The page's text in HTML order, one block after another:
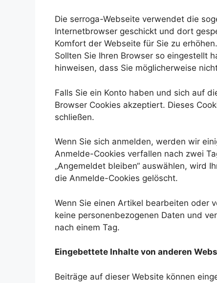
Die serroga-Webseite verwendet die
Internetbrowser geschickt und dort
Komfort der Webseite für Sie zu
Sollten Sie Ihren Browser so eingestellt
hinweisen, dass Sie möglicherweise
Falls Sie ein Konto haben und sich auf
Browser Cookies akzeptiert. Dieses
schließen.
Wenn Sie sich anmelden, werden wir
Anmelde-Cookies verfallen nach zwei
„Angemeldet bleiben“ auswählen, wird
die Anmelde-Cookies gelöscht.
Wenn Sie einen Artikel bearbeiten oder
keine personenbezogenen Daten und
nach einem Tag.
Eingebettete Inhalte von anderen
Beiträge auf dieser Website können